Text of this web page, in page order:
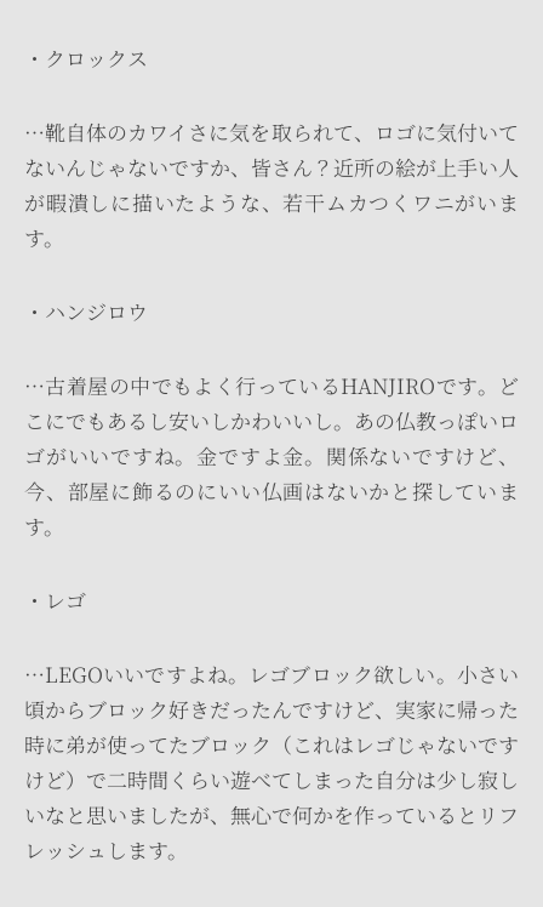
・クロックス
…靴自体のカワイさに気を取られて、ロゴに気付いて
ないんじゃないですか、皆さん？近所の絵が上手い人
が暇潰しに描いたような、若干ムカつくワニがいま
す。
・ハンジロウ
…古着屋の中でもよく行っているHANJIROです。ど
こにでもあるし安いしかわいいし。あの仏教っぽいロ
ゴがいいですね。金ですよ金。関係ないですけど、
今、部屋に飾るのにいい仏画はないかと探していま
す。
・レゴ
…LEGOいいですよね。レゴブロック欲しい。小さい
頃からブロック好きだったんですけど、実家に帰った
時に弟が使ってたブロック（これはレゴじゃないです
けど）で二時間くらい遊べてしまった自分は少し寂し
いなと思いましたが、無心で何かを作っているとリフ
レッシュします。